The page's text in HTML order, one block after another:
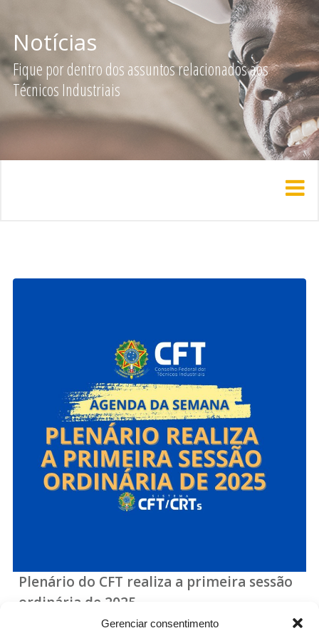
Gerenciar consentimento
Notícias
Fique por dentro dos assuntos relacionados aos
Técnicos Industriais
Plenário do CFT realiza a primeira sessão
ordinária de 2025
Retomada dos trabalhos do colegiado máximo da autarquia